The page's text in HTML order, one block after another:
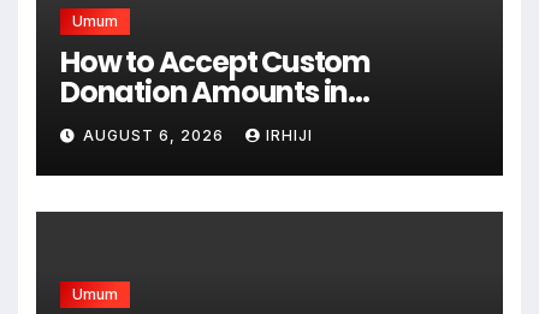
Umum
How to Accept Custom
Donation Amounts in
WordPress with Stripe
AUGUST 6, 2026 IRHIJI
Umum